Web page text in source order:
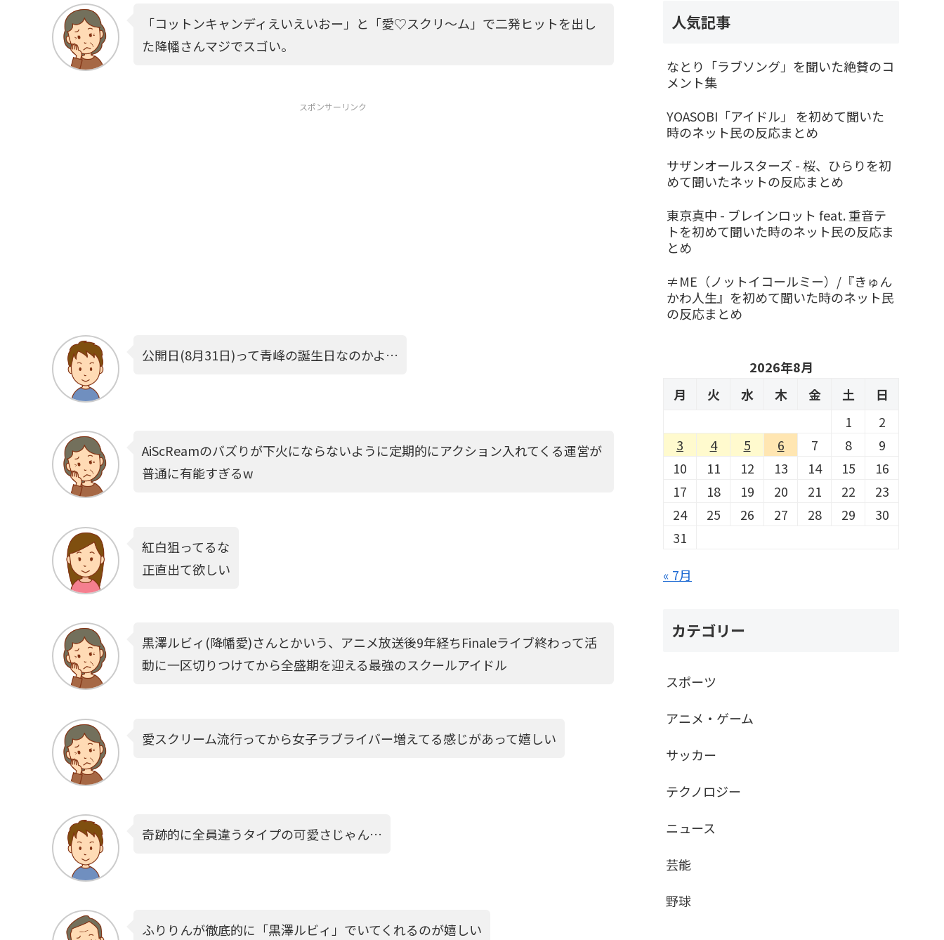
「コットンキャンディえいえいおー」と「愛♡スクリ～ム」で二発ヒットを出し
た降幡さんマジでスゴい。
スポンサーリンク
公開日(8月31日)って青峰の誕生日なのかよ…
AiScReamのバズりが下火にならないように定期的にアクション入れてくる運営が
普通に有能すぎるw
紅白狙ってるな
正直出て欲しい
黒澤ルビィ(降幡愛)さんとかいう、アニメ放送後9年経ちFinaleライブ終わって活
動に一区切りつけてから全盛期を迎える最強のスクールアイドル
愛スクリーム流行ってから女子ラブライバー増えてる感じがあって嬉しい
奇跡的に全員違うタイプの可愛さじゃん…
ふりりんが徹底的に「黒澤ルビィ」でいてくれるのが嬉しい
人気記事
なとり「ラブソング」を聞いた絶賛のコ
メント集
YOASOBI「アイドル」 を初めて聞いた
時のネット民の反応まとめ
サザンオールスターズ - 桜、ひらりを初
めて聞いたネットの反応まとめ
東京真中 - ブレインロット feat. 重音テ
トを初めて聞いた時のネット民の反応ま
とめ
≠ME（ノットイコールミー）/『きゅん
かわ人生』を初めて聞いた時のネット民
の反応まとめ
2026年8月
月
火 水 木 金 土
日
1
2
3
4 5 6 7 8
9
10
11 12 13 14 15
16
17
18 19 20 21 22
23
24
25 26 27 28 29
30
31
« 7月
カテゴリー
スポーツ
アニメ・ゲーム
サッカー
テクノロジー
ニュース
芸能
野球